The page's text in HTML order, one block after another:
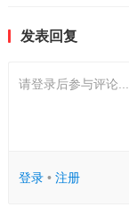
发表回复
请登录后参与评论...
登录• 注册